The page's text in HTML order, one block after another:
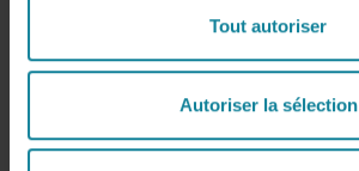
Tout autoriser
Autoriser la sélection